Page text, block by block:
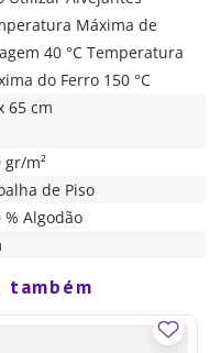
Máxima de
40 °C Temperatura
do Ferro 150 °C
65 cm
gr/m²
de Piso
% Algodão
também